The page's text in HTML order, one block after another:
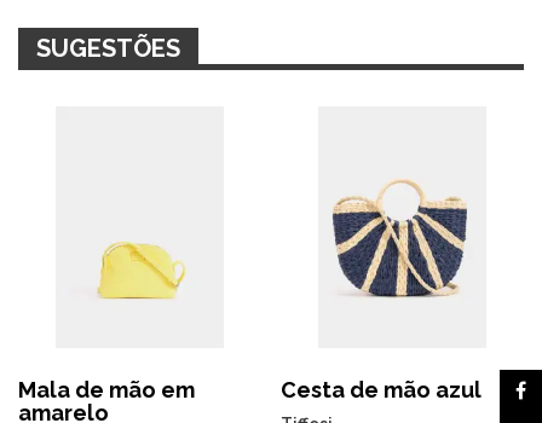
SUGESTÕES
Mala de mão em
amarelo
Cesta de mão azul